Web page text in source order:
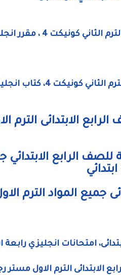
منهح اللغة الانجليزية للصف الرابع
كتاب اللغة الانجليزية للصف الرابع
الابتدائى الترم
الرابع الابتدائي
جميع المواد الترم
امتحانات انجليزي رابعة
الابتدائى الترم الاول مستر